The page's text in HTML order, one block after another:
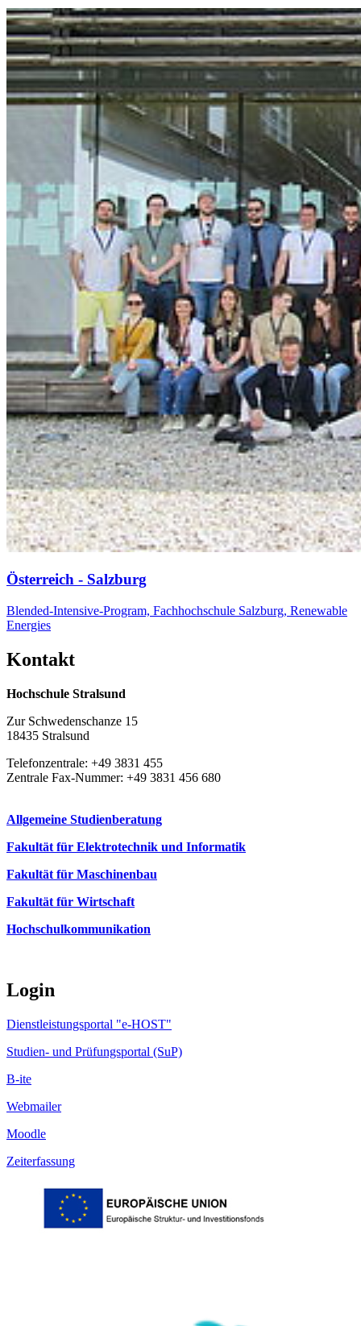
Ös­ter­reich - Salz­burg
Blended-Intensive-Program, Fachhochschule Salzburg, Renewable
Energies
Kon­takt
Hochschule Stralsund
Zur Schwedenschanze 15
18435 Stralsund
Telefonzentrale: +49 3831 455
Zentrale Fax-Nummer: +49 3831 456 680
Allgemeine Studienberatung
Fakultät für Elektrotechnik und Informatik
Fakultät für Maschinenbau
Fakultät für Wirtschaft
Hochschulkommunikation
Login
Dienstleistungsportal "e-HOST"
Studien- und Prüfungsportal (SuP)
B-ite
Webmailer
Moodle
Zeiterfassung